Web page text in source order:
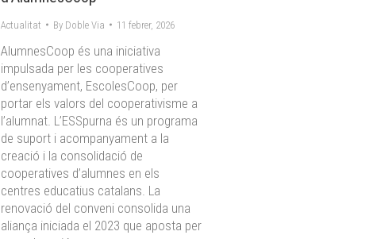
Actualitat By Doble Via 11 febrer, 2026
AlumnesCoop és una iniciativa
impulsada per les cooperatives
d’ensenyament, EscolesCoop, per
portar els valors del cooperativisme a
l’alumnat. L’ESSpurna és un programa
de suport i acompanyament a la
creació i la consolidació de
cooperatives d’alumnes en els
centres educatius catalans. La
renovació del conveni consolida una
aliança iniciada el 2023 que aposta per